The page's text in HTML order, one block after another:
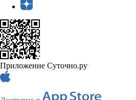
Приложение Суточно.ру